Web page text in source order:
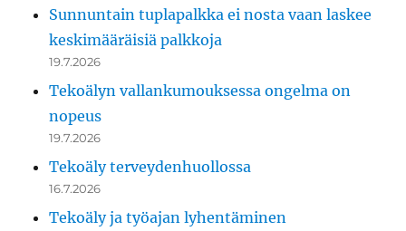
Sunnuntain tuplapalkka ei nosta vaan laskee
keskimääräisiä palkkoja
19.7.2026
Tekoälyn vallankumouksessa ongelma on
nopeus
19.7.2026
Tekoäly terveydenhuollossa
16.7.2026
Tekoäly ja työajan lyhentäminen